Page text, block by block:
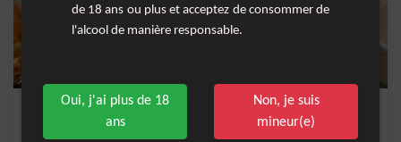
Smoothie de Saison
de 18 ans ou plus et acceptez de consommer de
l'alcool de manière responsable.
Oui, j'ai plus de 18
ans
Non, je suis
mineur(e)